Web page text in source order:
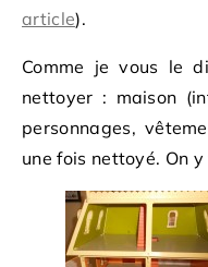
article).
Comme je vous le
nettoyer : maison
personnages,
une fois nettoyé. On